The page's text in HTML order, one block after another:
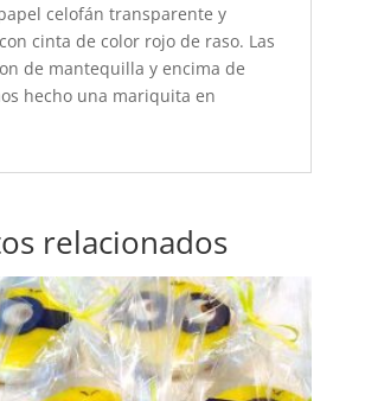
celofán transparente y
cinta de color rojo de raso. Las
de mantequilla y encima de
hecho una mariquita en
relacionados